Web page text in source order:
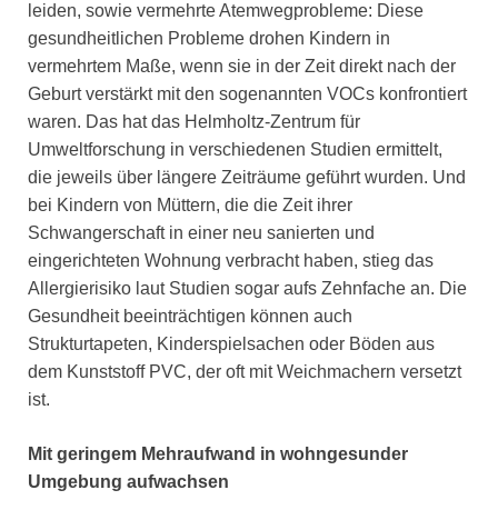
leiden, sowie vermehrte Atemwegprobleme: Diese
gesundheitlichen Probleme drohen Kindern in
vermehrtem Maße, wenn sie in der Zeit direkt nach der
Geburt verstärkt mit den sogenannten VOCs konfrontiert
waren. Das hat das Helmholtz-Zentrum für
Umweltforschung in verschiedenen Studien ermittelt,
die jeweils über längere Zeiträume geführt wurden. Und
bei Kindern von Müttern, die die Zeit ihrer
Schwangerschaft in einer neu sanierten und
eingerichteten Wohnung verbracht haben, stieg das
Allergierisiko laut Studien sogar aufs Zehnfache an. Die
Gesundheit beeinträchtigen können auch
Strukturtapeten, Kinderspielsachen oder Böden aus
dem Kunststoff PVC, der oft mit Weichmachern versetzt
ist.
Mit geringem Mehraufwand in wohngesunder
Umgebung aufwachsen